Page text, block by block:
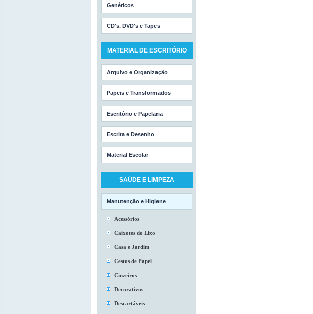
Genéricos
CD's, DVD's e Tapes
MATERIAL DE ESCRITÓRIO
Arquivo e Organização
Papeis e Transformados
Escritório e Papelaria
Escrita e Desenho
Material Escolar
SAÚDE E LIMPEZA
Manutenção e Higiene
Acessórios
Caixotes do Lixo
Casa e Jardim
Cestos de Papel
Cinzeiros
Decorativos
Descartáveis